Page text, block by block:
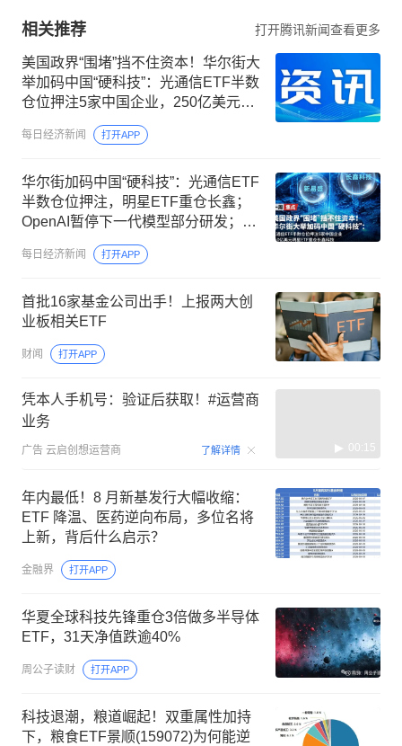
相关推荐 打开腾讯新闻查看更多
美国政界“围堵”挡不住资本！华尔街大
举加码中国“硬科技”：光通信ETF半数
仓位押注5家中国企业，250亿美元明
星ETF重仓长鑫科技
每日经济新闻 打开APP
华尔街加码中国“硬科技”：光通信ETF
半数仓位押注，明星ETF重仓长鑫；
OpenAI暂停下一代模型部分研发；美
联储9月加息概率降至44%，金价涨破
4300美元 | 一周国际财经
每日经济新闻 打开APP
首批16家基金公司出手！上报两大创
业板相关ETF
财闻 打开APP
凭本人手机号：验证后获取！#运营商
业务
广告 云启创想运营商 了解详情 00:15
年内最低！8 月新基发行大幅收缩：
ETF 降温、医药逆向布局，多位名将
上新，背后什么启示？
金融界 打开APP
华夏全球科技先锋重仓3倍做多半导体
ETF，31天净值跌逾40%
周公子读财 打开APP
科技退潮，粮道崛起！双重属性加持
下，粮食ETF景顺(159072)为何能逆